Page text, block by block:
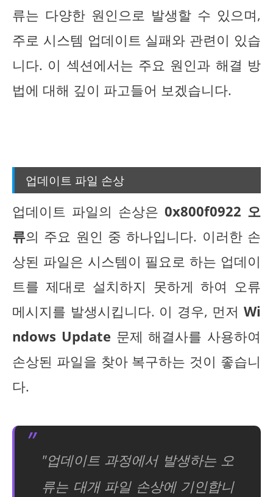
류는 다양한 원인으로 발생할 수 있으며,
주로 시스템 업데이트 실패와 관련이 있습
니다. 이 섹션에서는 주요 원인과 해결 방
법에 대해 깊이 파고들어 보겠습니다.
업데이트 파일 손상
업데이트 파일의 손상은 0x800f0922 오
류의 주요 원인 중 하나입니다. 이러한 손
상된 파일은 시스템이 필요로 하는 업데이
트를 제대로 설치하지 못하게 하여 오류
메시지를 발생시킵니다. 이 경우, 먼저 Wi
ndows Update 문제 해결사를 사용하여
손상된 파일을 찾아 복구하는 것이 좋습니
다.
"업데이트 과정에서 발생하는 오
류는 대개 파일 손상에 기인합니